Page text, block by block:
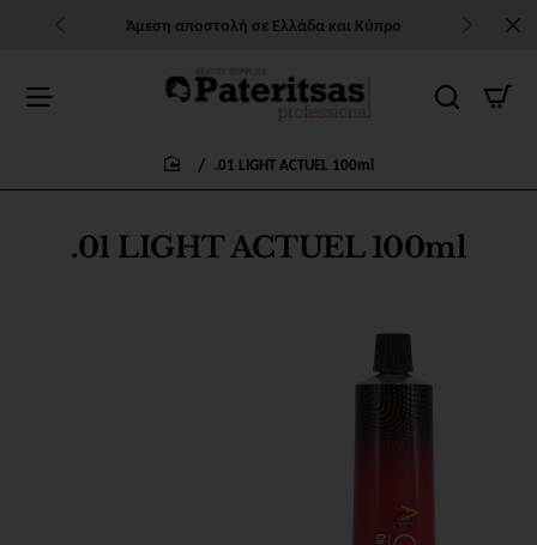
Άμεση αποστολή σε Ελλάδα και Κύπρο
.01 LIGHT ACTUEL 100ml
.01 LIGHT ACTUEL 100ml